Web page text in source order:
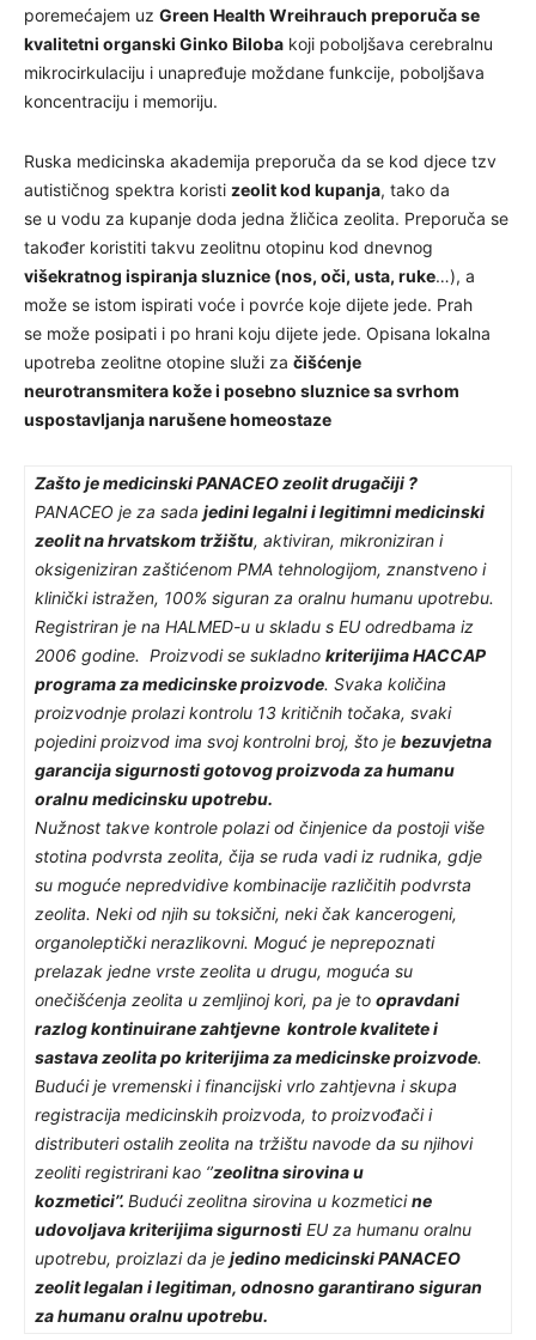
poremećajem uz Green Health Wreihrauch preporuča se
kvalitetni organski Ginko Biloba koji poboljšava cerebralnu
mikrocirkulaciju i unapređuje moždane funkcije, poboljšava
koncentraciju i memoriju.
Ruska medicinska akademija preporuča da se kod djece tzv
autističnog spektra koristi zeolit kod kupanja, tako da
se u vodu za kupanje doda jedna žličica zeolita. Preporuča se
također koristiti takvu zeolitnu otopinu kod dnevnog
višekratnog ispiranja sluznice (nos, oči, usta, ruke…), a
može se istom ispirati voće i povrće koje dijete jede. Prah
se može posipati i po hrani koju dijete jede. Opisana lokalna
upotreba zeolitne otopine služi za čišćenje
neurotransmitera kože i posebno sluznice sa svrhom
uspostavljanja narušene homeostaze
Zašto je medicinski PANACEO zeolit drugačiji ?
PANACEO je za sada jedini legalni i legitimni medicinski
zeolit na hrvatskom tržištu, aktiviran, mikroniziran i
oksigeniziran zaštićenom PMA tehnologijom, znanstveno i
klinički istražen, 100% siguran za oralnu humanu upotrebu.
Registriran je na HALMED-u u skladu s EU odredbama iz
2006 godine. Proizvodi se sukladno kriterijima HACCAP
programa za medicinske proizvode. Svaka količina
proizvodnje prolazi kontrolu 13 kritičnih točaka, svaki
pojedini proizvod ima svoj kontrolni broj, što je bezuvjetna
garancija sigurnosti gotovog proizvoda za humanu
oralnu medicinsku upotrebu.
Nužnost takve kontrole polazi od činjenice da postoji više
stotina podvrsta zeolita, čija se ruda vadi iz rudnika, gdje
su moguće nepredvidive kombinacije različitih podvrsta
zeolita. Neki od njih su toksični, neki čak kancerogeni,
organoleptički nerazlikovni. Moguć je neprepoznati
prelazak jedne vrste zeolita u drugu, moguća su
onečišćenja zeolita u zemljinoj kori, pa je to opravdani
razlog kontinuirane zahtjevne kontrole kvalitete i
sastava zeolita po kriterijima za medicinske proizvode.
Budući je vremenski i financijski vrlo zahtjevna i skupa
registracija medicinskih proizvoda, to proizvođači i
distributeri ostalih zeolita na tržištu navode da su njihovi
zeoliti registrirani kao ‘’zeolitna sirovina u
kozmetici’’. Budući zeolitna sirovina u kozmeticine
udovoljava kriterijima sigurnosti EU za humanu oralnu
upotrebu, proizlazi da je jedino medicinski PANACEO
zeolit legalan i legitiman, odnosno garantirano siguran
za humanu oralnu upotrebu.